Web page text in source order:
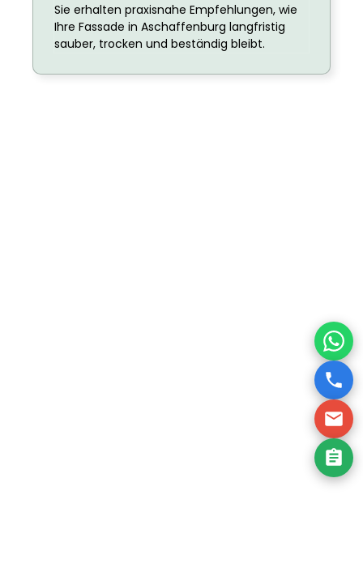
Sie erhalten praxisnahe Empfehlungen, wie
Ihre Fassade in Aschaffenburg langfristig
sauber, trocken und beständig bleibt.
testen und sich von Sauberkeit, Zuverlässigkeit